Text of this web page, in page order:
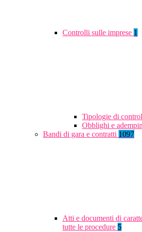
Controlli sulle imprese 1
Tipologie di
Obblighi e
Bandi di gara e contratti 1097
Atti e documenti di
tutte le procedure 5